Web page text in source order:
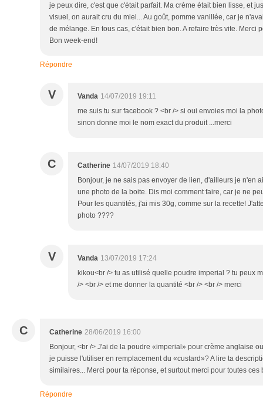
je peux dire, c'est que c'était parfait. Ma crème était bien lisse, et
visuel, on aurait cru du miel... Au goût, pomme vanillée, car je
de mélange. En tous cas, c'était bien bon. A refaire très vite. Merci
Bon week-end!
Répondre
V Vanda 14/07/2019 19:11
me suis tu sur facebook ? <br /> si oui envoies moi la
sinon donne moi le nom exact du produit ...merci
C Catherine 14/07/2019 18:40
Bonjour, je ne sais pas envoyer de lien, d'ailleurs je n'en
une photo de la boite. Dis moi comment faire, car je ne
Pour les quantités, j'ai mis 30g, comme sur la recette!
photo ????
V Vanda 13/07/2019 17:24
kikou<br /> tu as utilisé quelle poudre imperial ? tu peux
/> <br /> et me donner la quantité <br /> <br /> merci
C Catherine 28/06/2019 16:00
Bonjour, <br /> J'ai de la poudre «imperial» pour crème anglaise
je puisse l'utiliser en remplacement du «custard»? A lire ta
similaires... Merci pour ta réponse, et surtout merci pour toutes
Répondre